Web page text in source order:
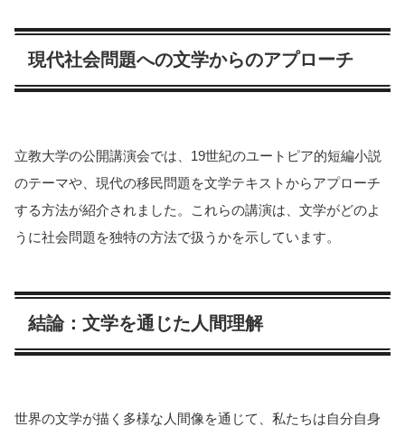
現代社会問題への文学からのアプローチ
立教大学の公開講演会では、19世紀のユートピア的短編小説
のテーマや、現代の移民問題を文学テキストからアプローチ
する方法が紹介されました。これらの講演は、文学がどのよ
うに社会問題を独特の方法で扱うかを示しています​​​​。
結論：文学を通じた人間理解
世界の文学が描く多様な人間像を通じて、私たちは自分自身